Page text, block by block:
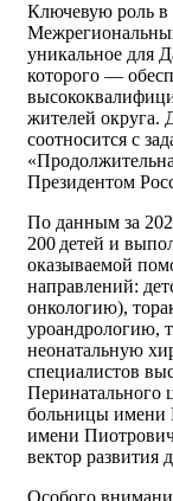
Ключевую роль в
уникальное для
которого —
жителей округа.
соотносится с
Президентом
По данным за
200 детей и
оказываемой
направлений:
онкологию),
уроандрологию,
неонатальную
специалистов
Перинатального
больницы имени
имени
вектор развития
Особого